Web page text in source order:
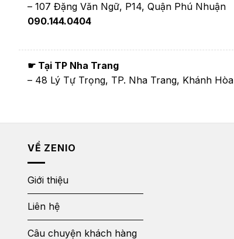
– 107 Đặng Văn Ngữ, P14, Quận Phú Nhuận
090.144.0404
☛ Tại TP Nha Trang
– 48 Lý Tự Trọng, TP. Nha Trang, Khánh Hòa
VỀ ZENIO
Giới thiệu
Liên hệ
Câu chuyện khách hàng